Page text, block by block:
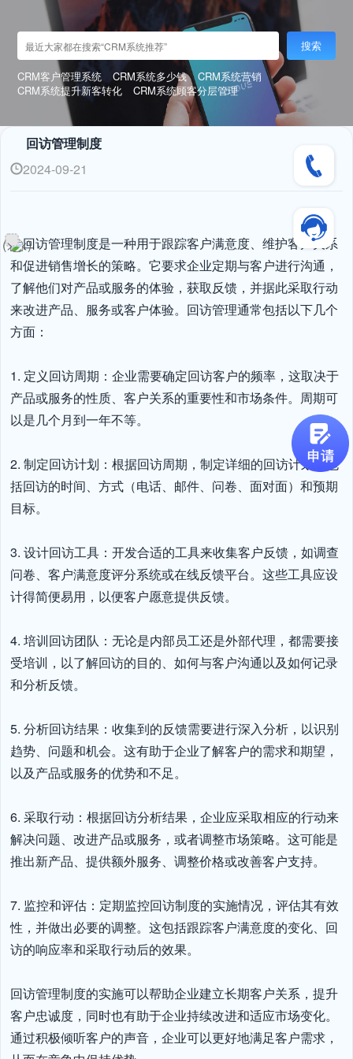
搜索
CRM客户管理系统 CRM系统多少钱
CRM系统营销
CRM系统提升新客转化
CRM系统顾客分层管理
回访管理制度
2024-09-21
回访管理制度是一种用于跟踪客户满意度、维护客户关系
和促进销售增长的策略。它要求企业定期与客户进行沟通，
了解他们对产品或服务的体验，获取反馈，并据此采取行动
来改进产品、服务或客户体验。回访管理通常包括以下几个
方面：
1. 定义回访周期：企业需要确定回访客户的频率，这取决于
产品或服务的性质、客户关系的重要性和市场条件。周期可
以是几个月到一年不等。
2. 制定回访计划：根据回访周期，制定详细的回访计划，包
括回访的时间、方式（电话、邮件、问卷、面对面）和预期
目标。
3. 设计回访工具：开发合适的工具来收集客户反馈，如调查
问卷、客户满意度评分系统或在线反馈平台。这些工具应设
计得简便易用，以便客户愿意提供反馈。
4. 培训回访团队：无论是内部员工还是外部代理，都需要接
受培训，以了解回访的目的、如何与客户沟通以及如何记录
和分析反馈。
5. 分析回访结果：收集到的反馈需要进行深入分析，以识别
趋势、问题和机会。这有助于企业了解客户的需求和期望，
以及产品或服务的优势和不足。
6. 采取行动：根据回访分析结果，企业应采取相应的行动来
解决问题、改进产品或服务，或者调整市场策略。这可能是
推出新产品、提供额外服务、调整价格或改善客户支持。
7. 监控和评估：定期监控回访制度的实施情况，评估其有效
性，并做出必要的调整。这包括跟踪客户满意度的变化、回
访的响应率和采取行动后的效果。
回访管理制度的实施可以帮助企业建立长期客户关系，提升
客户忠诚度，同时也有助于企业持续改进和适应市场变化。
通过积极倾听客户的声音，企业可以更好地满足客户需求，